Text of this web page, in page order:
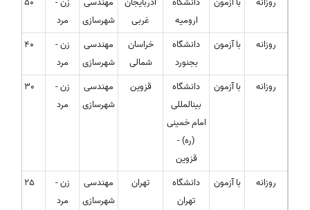
ارومیه
غربی
شهرسازی
مرد
روزانه با آزمون
دانشگاه
بجنورد
خراسان
شمالی
مهندسی
شهرسازی
زن -
مرد
40
روزانه با آزمون
دانشگاه
بینالمللی
امام خمینی
(ره) -
قزوین
قزوین
مهندسی
شهرسازی
زن -
مرد
30
روزانه با آزمون
دانشگاه
تهران
تهران
مهندسی
شهرسازی
زن -
مرد
25